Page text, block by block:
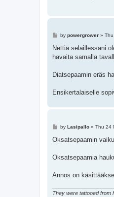
P
s
by powergrower»
Nettiä selaillessani
havaita samalla
Diatsepaamin eräs
Ensikertalaiselle
P
s
by Lasipallo» Thu 24
Oksatsepaamin
Oksatsepaamia
Annos on
They were tattooed from